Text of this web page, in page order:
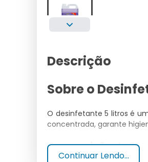
Descrição
Sobre o
O desinfetante 5 litros é
concentrada, garante
Composição do
Continuar Lendo...